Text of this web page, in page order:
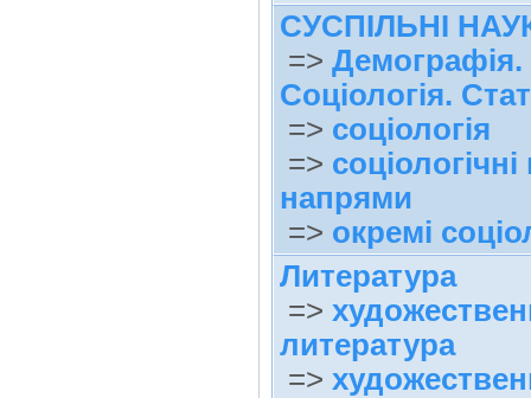
СУСПІЛЬНІ
=> Демографія.
Соціологія.
=> соціологія
=>
напрями
=> окремі
Литература
=>
литература
=>